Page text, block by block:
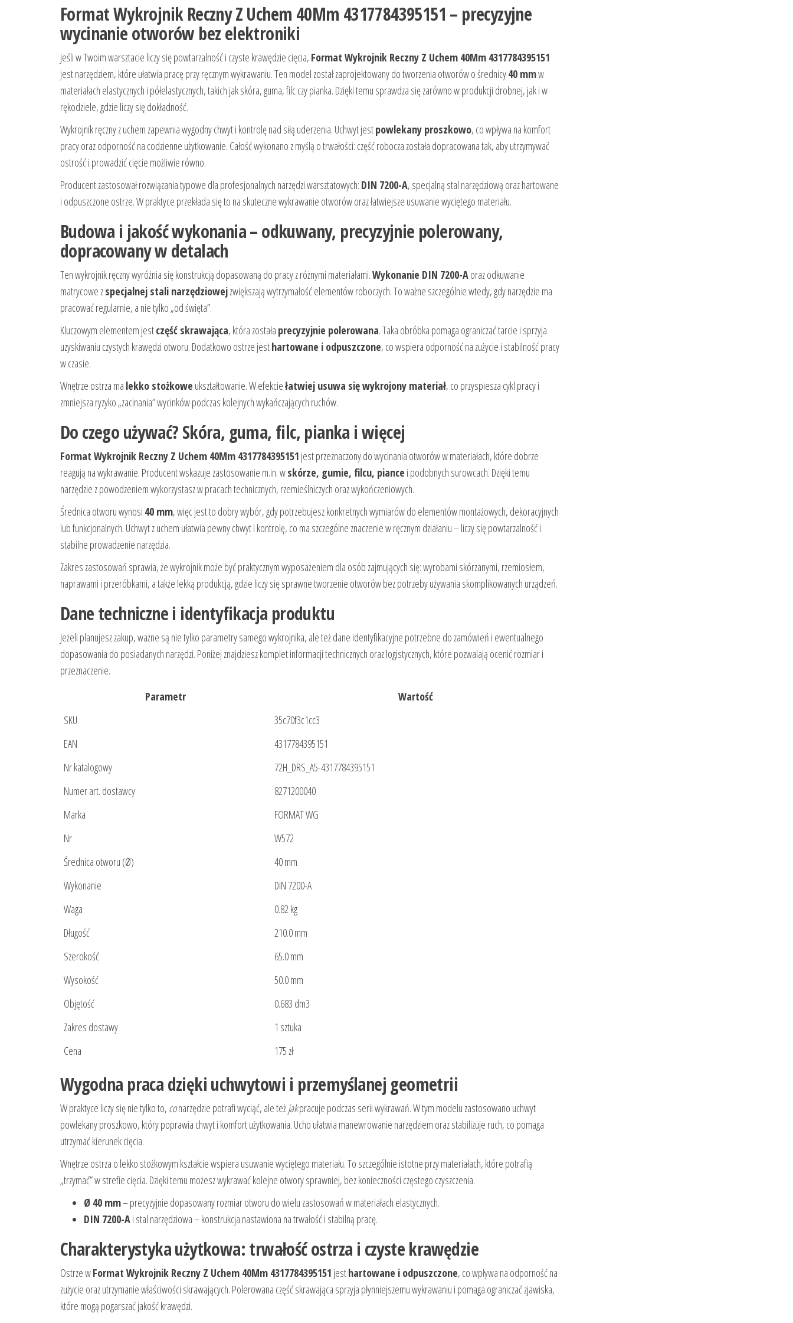
Format Wykrojnik Reczny Z Uchem 40Mm 4317784395151 – precyzyjne
wycinanie otworów bez elektroniki
Jeśli w Twoim warsztacie liczy się powtarzalność i czyste krawędzie cięcia, Format Wykrojnik Reczny Z Uchem 40Mm 4317784395151
jest narzędziem, które ułatwia pracę przy ręcznym wykrawaniu. Ten model został zaprojektowany do tworzenia otworów o średnicy40 mmw
materiałach elastycznych i półelastycznych, takich jak skóra, guma, filc czy pianka. Dzięki temu sprawdza się zarówno w produkcji drobnej, jak i w
rękodziele, gdzie liczy się dokładność.
Wykrojnik ręczny z uchem zapewnia wygodny chwyt i kontrolę nad siłą uderzenia. Uchwyt jestpowlekany proszkowo, co wpływa na komfort
pracy oraz odporność na codzienne użytkowanie. Całość wykonano z myślą o trwałości: część robocza została dopracowana tak, aby utrzymywać
ostrość i prowadzić cięcie możliwie równo.
Producent zastosował rozwiązania typowe dla profesjonalnych narzędzi warsztatowych: DIN 7200-A, specjalną stal narzędziową oraz hartowane
i odpuszczone ostrze. W praktyce przekłada się to na skuteczne wykrawanie otworów oraz łatwiejsze usuwanie wyciętego materiału.
Budowa i jakość wykonania – odkuwany, precyzyjnie polerowany,
dopracowany w detalach
Ten wykrojnik ręczny wyróżnia się konstrukcją dopasowaną do pracy z różnymi materiałami.Wykonanie DIN 7200-Aoraz odkuwanie
matrycowe zspecjalnej stali narzędziowejzwiększają wytrzymałość elementów roboczych. To ważne szczególnie wtedy, gdy narzędzie ma
pracować regularnie, a nie tylko „od święta”.
Kluczowym elementem jestczęść skrawająca, która została precyzyjnie polerowana. Taka obróbka pomaga ograniczać tarcie i sprzyja
uzyskiwaniu czystych krawędzi otworu. Dodatkowo ostrze jesthartowane i odpuszczone, co wspiera odporność na zużycie i stabilność pracy
w czasie.
Wnętrze ostrza ma lekko stożkowe ukształtowanie. W efekciełatwiej usuwa się wykrojony materiał, co przyspiesza cykl pracy i
zmniejsza ryzyko „zacinania” wycinków podczas kolejnych wykańczających ruchów.
Do czego używać? Skóra, guma, filc, pianka i więcej
Format Wykrojnik Reczny Z Uchem 40Mm 4317784395151 jest przeznaczony do wycinania otworów w materiałach, które dobrze
reagują na wykrawanie. Producent wskazuje zastosowanie m.in. wskórze, gumie, filcu, piance i podobnych surowcach. Dzięki temu
narzędzie z powodzeniem wykorzystasz w pracach technicznych, rzemieślniczych oraz wykończeniowych.
Średnica otworu wynosi 40 mm, więc jest to dobry wybór, gdy potrzebujesz konkretnych wymiarów do elementów montażowych, dekoracyjnych
lub funkcjonalnych. Uchwyt z uchem ułatwia pewny chwyt i kontrolę, co ma szczególne znaczenie w ręcznym działaniu – liczy się powtarzalność i
stabilne prowadzenie narzędzia.
Zakres zastosowań sprawia, że wykrojnik może być praktycznym wyposażeniem dla osób zajmujących się: wyrobami skórzanymi, rzemiosłem,
naprawami i przeróbkami, a także lekką produkcją, gdzie liczy się sprawne tworzenie otworów bez potrzeby używania skomplikowanych urządzeń.
Dane techniczne i identyfikacja produktu
Jeżeli planujesz zakup, ważne są nie tylko parametry samego wykrojnika, ale też dane identyfikacyjne potrzebne do zamówień i ewentualnego
dopasowania do posiadanych narzędzi. Poniżej znajdziesz komplet informacji technicznych oraz logistycznych, które pozwalają ocenić rozmiar i
przeznaczenie.
Parametr
Wartość
SKU
35c70f3c1cc3
EAN
4317784395151
Nr katalogowy
72H_DRS_A5-4317784395151
Numer art. dostawcy
8271200040
Marka
FORMAT WG
Nr
W572
Średnica otworu (Ø)
40 mm
Wykonanie
DIN 7200-A
Waga
0.82 kg
Długość
210.0 mm
Szerokość
65.0 mm
Wysokość
50.0 mm
Objętość
0.683 dm3
Zakres dostawy
1 sztuka
Cena
175 zł
Wygodna praca dzięki uchwytowi i przemyślanej geometrii
W praktyce liczy się nie tylko to, conarzędzie potrafi wyciąć, ale teżjakpracuje podczas serii wykrawań. W tym modelu zastosowano uchwyt
powlekany proszkowo, który poprawia chwyt i komfort użytkowania. Ucho ułatwia manewrowanie narzędziem oraz stabilizuje ruch, co pomaga
utrzymać kierunek cięcia.
Wnętrze ostrza o lekko stożkowym kształcie wspiera usuwanie wyciętego materiału. To szczególnie istotne przy materiałach, które potrafią
„trzymać” w strefie cięcia. Dzięki temu możesz wykrawać kolejne otwory sprawniej, bez konieczności częstego czyszczenia.
Ø 40 mm– precyzyjnie dopasowany rozmiar otworu do wielu zastosowań w materiałach elastycznych.
DIN 7200-Ai stal narzędziowa – konstrukcja nastawiona na trwałość i stabilną pracę.
Charakterystyka użytkowa: trwałość ostrza i czyste krawędzie
Ostrze wFormat Wykrojnik Reczny Z Uchem 40Mm 4317784395151 jesthartowane i odpuszczone, co wpływa na odporność na
zużycie oraz utrzymanie właściwości skrawających. Polerowana część skrawająca sprzyja płynniejszemu wykrawaniu i pomaga ograniczać zjawiska,
które mogą pogarszać jakość krawędzi.